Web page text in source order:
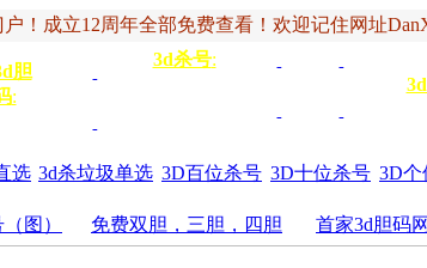
！成立12周年全部免费查看！欢迎记住网址
胆
:
3d杀号:
选 3d杀垃圾单选 3D百位杀号 3D十位杀号 3D个
图） 免费双胆，三胆，四胆 首家3d胆码网